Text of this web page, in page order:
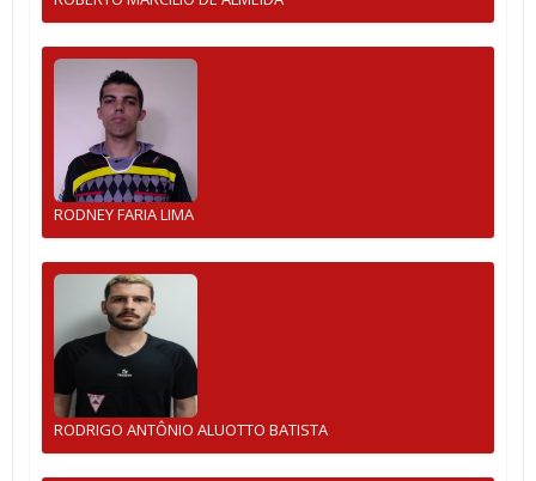
RODNEY FARIA LIMA
RODRIGO ANTÔNIO ALUOTTO BATISTA